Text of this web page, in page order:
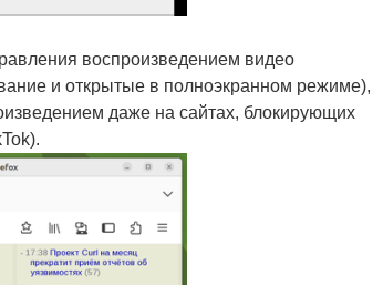
воспроизведением видео
и открытые в полноэкранном режиме),
даже на сайтах, блокирующих